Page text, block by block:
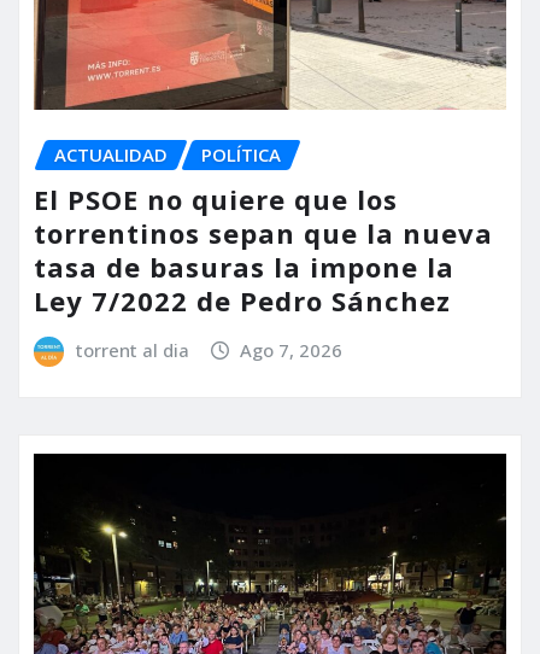
ACTUALIDAD POLÍTICA
El PSOE no quiere que los
torrentinos sepan que la nueva
tasa de basuras la impone la
Ley 7/2022 de Pedro Sánchez
torrent al dia Ago 7, 2026